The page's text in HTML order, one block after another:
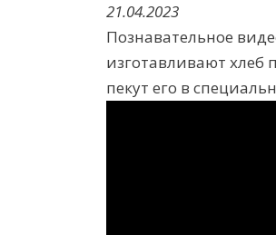
21.04.2023
Познавательное
изготавливают хлеб
пекут его в